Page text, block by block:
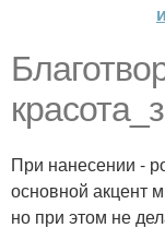
При нанесении -
основной акцент
но при этом не